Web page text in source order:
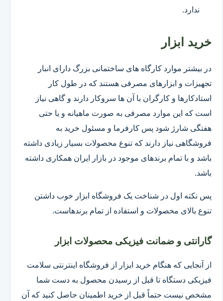
ندارد.
خرید ابزار
در بیشتر موارد کارگاه های ساختمانی بزرگ دارای انبار
تجهیزات و ابزارهای مصرفی هستند که در طول کار
استادکارها و کارگران با آن ها سروکار دارند و گاهی نیاز
است که این موارد مصرفی به صورت ماهیانه و یا حتی
هفتگی شارژ شود پس کارفرما و مسئول خرید به
فروشگاهی نیاز دارند که تنوع محصولات بسیار زیادی داشته
باشد و با تمام برندهای موجود در بازار ایران همکاری داشته
باشد.
پس نکته اول در شناخت یک فروشگاه ابزار خوب داشتن
تنوع بالای محصولات و استفاده از تمام برندهاست.
گارانتی و ضمانت فیزیکی محصولات ابزار
از آنجایی که هنگام خرید ابزار از فروشگاه اینترنتی سلامت
فیزیکی دستگاه تا قبل از رسیدن محصول به دست شما
مشخص نیست حتماً قبل از خرید اطمینان حاصل کنید که آن